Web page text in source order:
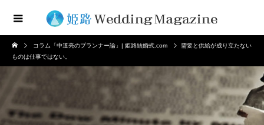
コラム「中道亮のプランナー論」| 姫路結婚式.com
需要と供給が成り立たない
ものは仕事ではない。